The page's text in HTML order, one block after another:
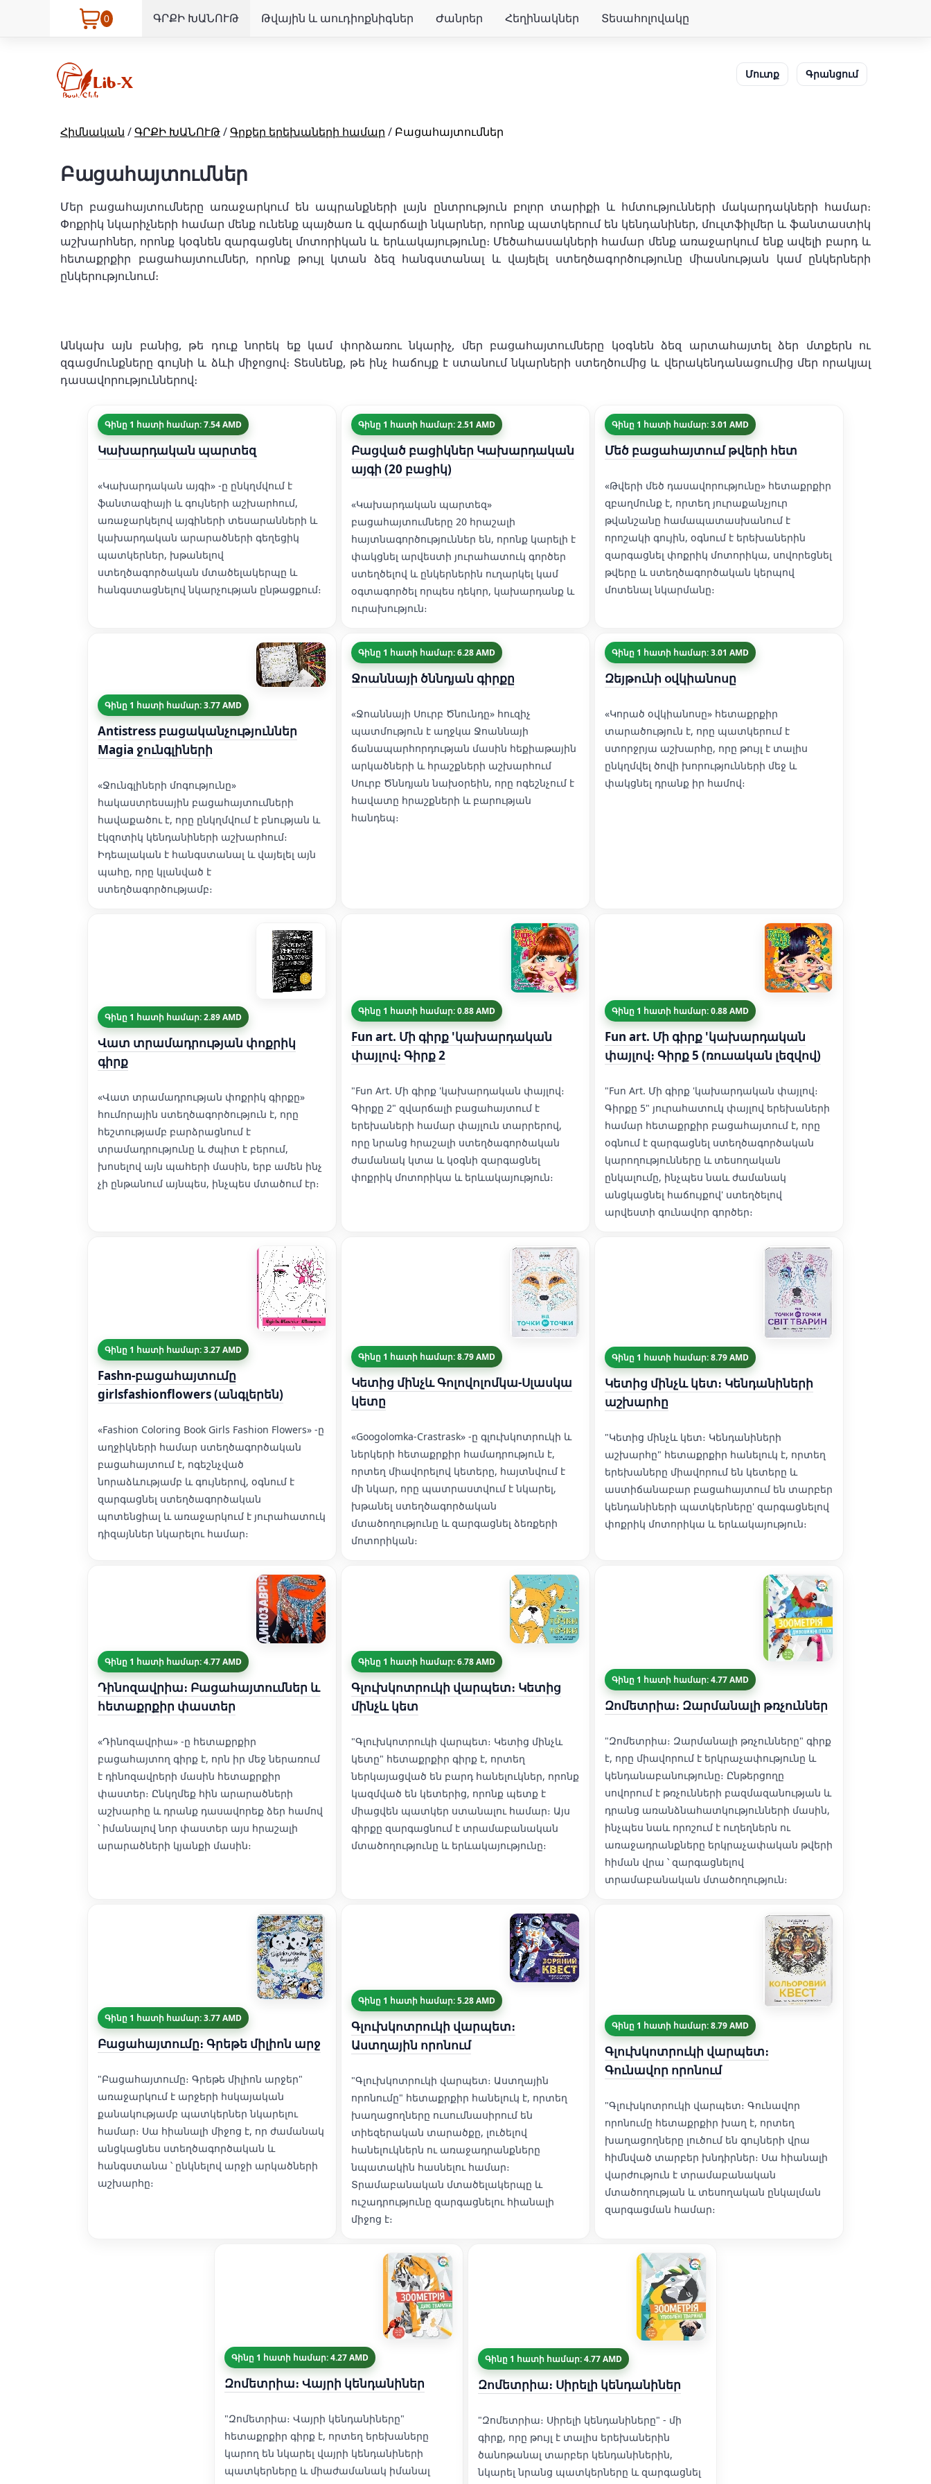
0 ԳՐՔԻ ԽԱՆՈՒԹ Թվային և աուդիոքնիգներ Ժանրեր Հեղինակներ Տեսահոլովակը
Մուտք Գրանցում
Հիմնական /ԳՐՔԻ ԽԱՆՈՒԹ/Գրքեր երեխաների համար / Բացահայտումներ
Բացահայտումներ
Մեր բացահայտումները առաջարկում են ապրանքների լայն ընտրություն բոլոր տարիքի և հմտությունների մակարդակների համար։
Փոքրիկ նկարիչների համար մենք ունենք պայծառ և զվարճալի նկարներ, որոնք պատկերում են կենդանիներ, մուլտֆիլմեր և ֆանտաստիկ
աշխարհներ, որոնք կօգնեն զարգացնել մոտորիկան և երևակայությունը։ Մեծահասակների համար մենք առաջարկում ենք ավելի բարդ և
հետաքրքիր բացահայտումներ, որոնք թույլ կտան ձեզ հանգստանալ և վայելել ստեղծագործությունը միասնության կամ ընկերների
ընկերությունում։
Անկախ այն բանից, թե դուք նորեկ եք կամ փորձառու նկարիչ, մեր բացահայտումները կօգնեն ձեզ արտահայտել ձեր մտքերն ու
զգացմունքները գույնի և ձևի միջոցով։ Տեսնենք, թե ինչ հաճույք է ստանում նկարների ստեղծումից և վերակենդանացումից մեր որակյալ
դասավորություններով։
Գինը 1 հատի համար: 7.54 AMD
Կախարդական պարտեզ
«Կախարդական այգի» -ը ընկղմվում է
ֆանտազիայի և գույների աշխարհում,
առաջարկելով այգիների տեսարանների և
կախարդական արարածների գեղեցիկ
պատկերներ, խթանելով
ստեղծագործական մտածելակերպը և
հանգստացնելով նկարչության ընթացքում։
Գինը 1 հատի համար: 2.51 AMD
Բացված բացիկներ Կախարդական
այգի (20 բացիկ)
«Կախարդական պարտեզ»
բացահայտումները 20 հրաշալի
հայտնագործություններ են, որոնք կարելի է
փակցնել արվեստի յուրահատուկ գործեր
ստեղծելով և ընկերներին ուղարկել կամ
օգտագործել որպես դեկոր, կախարդանք և
ուրախություն։
Գինը 1 հատի համար: 3.01 AMD
Մեծ բացահայտում թվերի հետ
«Թվերի մեծ դասավորությունը» հետաքրքիր
զբաղմունք է, որտեղ յուրաքանչյուր
թվանշանը համապատասխանում է
որոշակի գույին, օգնում է երեխաներին
զարգացնել փոքրիկ մոտորիկա, սովորեցնել
թվերը և ստեղծագործական կերպով
մոտենալ նկարմանը։
Գինը 1 հատի համար: 3.77 AMD
Antistress բացականչություններ
Magia ջունգլիների
«Ջունգլիների մոգությունը»
հակաստրեսային բացահայտումների
հավաքածու է, որը ընկղմվում է բնության և
էկզոտիկ կենդանիների աշխարհում։
Իդեալական է հանգստանալ և վայելել այն
պահը, որը կլանված է
ստեղծագործությամբ։
Գինը 1 հատի համար: 6.28 AMD
Ջոաննայի ծննդյան գիրքը
«Ջոաննայի Սուրբ Ծնունդը» հուզիչ
պատմություն է աղջկա Ջոաննայի
ճանապարհորդության մասին հեքիաթային
արկածների և հրաշքների աշխարհում
Սուրբ Ծննդյան նախօրեին, որը ոգեշնչում է
հավատը հրաշքների և բարության
հանդեպ։
Գինը 1 հատի համար: 3.01 AMD
Զեյթունի օվկիանոսը
«Կորած օվկիանոսը» հետաքրքիր
տարածություն է, որը պատկերում է
ստորջրյա աշխարհը, որը թույլ է տալիս
ընկղմվել ծովի խորությունների մեջ և
փակցնել դրանք իր համով։
Գինը 1 հատի համար: 2.89 AMD
Վատ տրամադրության փոքրիկ
գիրք
«Վատ տրամադրության փոքրիկ գիրքը»
հումորային ստեղծագործություն է, որը
հեշտությամբ բարձրացնում է
տրամադրությունը և ժպիտ է բերում,
խոսելով այն պահերի մասին, երբ ամեն ինչ
չի ընթանում այնպես, ինչպես մտածում էր։
Գինը 1 հատի համար: 0.88 AMD
Fun art. Մի գիրք 'կախարդական
փայլով։ Գիրք 2
"Fun Art. Մի գիրք 'կախարդական փայլով։
Գիրքը 2" զվարճալի բացահայտում է
երեխաների համար փայլուն տարրերով,
որը նրանց հրաշալի ստեղծագործական
ժամանակ կտա և կօգնի զարգացնել
փոքրիկ մոտորիկա և երևակայություն։
Գինը 1 հատի համար: 0.88 AMD
Fun art. Մի գիրք 'կախարդական
փայլով։ Գիրք 5 (ռուսական լեզվով)
"Fun Art. Մի գիրք 'կախարդական փայլով։
Գիրքը 5" յուրահատուկ փայլով երեխաների
համար հետաքրքիր բացահայտում է, որը
օգնում է զարգացնել ստեղծագործական
կարողությունները և տեսողական
ընկալումը, ինչպես նաև ժամանակ
անցկացնել հաճույքով' ստեղծելով
արվեստի գունավոր գործեր։
Գինը 1 հատի համար: 3.27 AMD
Fashn-բացահայտումը
girlsfashionflowers (անգլերեն)
«Fashion Coloring Book Girls Fashion Flowers» -ը
աղջիկների համար ստեղծագործական
բացահայտում է, ոգեշնչված
նորաձևությամբ և գույներով, օգնում է
զարգացնել ստեղծագործական
պոտենցիալ և առաջարկում է յուրահատուկ
դիզայններ նկարելու համար։
Գինը 1 հատի համար: 8.79 AMD
Կետից մինչև Գոլովոլոմկա-Սլասկա
կետը
«Googolomka-Crastrask» -ը գլուխկոտրուկի և
ներկերի հետաքրքիր համադրություն է,
որտեղ միավորելով կետերը, հայտնվում է
մի նկար, որը պատրաստվում է նկարել,
խթանել ստեղծագործական
մտածողությունը և զարգացնել ձեռքերի
մոտորիկան։
Գինը 1 հատի համար: 8.79 AMD
Կետից մինչև կետ։ Կենդանիների
աշխարհը
"Կետից մինչև կետ։ Կենդանիների
աշխարհը" հետաքրքիր հանելուկ է, որտեղ
երեխաները միավորում են կետերը և
աստիճանաբար բացահայտում են տարբեր
կենդանիների պատկերները' զարգացնելով
փոքրիկ մոտորիկա և երևակայություն։
Գինը 1 հատի համար: 4.77 AMD
Դինոզավրիա։ Բացահայտումներ և
հետաքրքիր փաստեր
«Դինոզավրիա» -ը հետաքրքիր
բացահայտող գիրք է, որն իր մեջ ներառում
է դինոզավրերի մասին հետաքրքիր
փաստեր։ Ընկղմեք հին արարածների
աշխարհը և դրանք դասավորեք ձեր համով
՝ իմանալով նոր փաստեր այս հրաշալի
արարածների կյանքի մասին։
Գինը 1 հատի համար: 6.78 AMD
Գլուխկոտրուկի վարպետ։ Կետից
մինչև կետ
"Գլուխկոտրուկի վարպետ։ Կետից մինչև
կետը" հետաքրքիր գիրք է, որտեղ
ներկայացված են բարդ հանելուկներ, որոնք
կազմված են կետերից, որոնք պետք է
միացվեն պատկեր ստանալու համար։ Այս
գիրքը զարգացնում է տրամաբանական
մտածողությունը և երևակայությունը։
Գինը 1 հատի համար: 4.77 AMD
Զոմետրիա։ Զարմանալի թռչուններ
"Զոմետրիա։ Զարմանալի թռչունները" գիրք
է, որը միավորում է երկրաչափությունը և
կենդանաբանությունը։ Ընթերցողը
սովորում է թռչունների բազմազանության և
դրանց առանձնահատկությունների մասին,
ինչպես նաև որոշում է ուղեղներն ու
առաջադրանքները երկրաչափական թվերի
հիման վրա ՝ զարգացնելով
տրամաբանական մտածողություն։
Գինը 1 հատի համար: 3.77 AMD
Բացահայտումը։ Գրեթե միլիոն արջ
"Բացահայտումը։ Գրեթե միլիոն արջեր"
առաջարկում է արջերի հսկայական
քանակությամբ պատկերներ նկարելու
համար։ Սա հիանալի միջոց է, որ ժամանակ
անցկացնես ստեղծագործական և
հանգստանա ՝ ընկնելով արջի արկածների
աշխարհը։
Գինը 1 հատի համար: 5.28 AMD
Գլուխկոտրուկի վարպետ։
Աստղային որոնում
"Գլուխկոտրուկի վարպետ։ Աստղային
որոնումը" հետաքրքիր հանելուկ է, որտեղ
խաղացողները ուսումնասիրում են
տիեզերական տարածքը, լուծելով
հանելուկներն ու առաջադրանքները
նպատակին հասնելու համար։
Տրամաբանական մտածելակերպը և
ուշադրությունը զարգացնելու հիանալի
միջոց է։
Գինը 1 հատի համար: 8.79 AMD
Գլուխկոտրուկի վարպետ։
Գունավոր որոնում
"Գլուխկոտրուկի վարպետ։ Գունավոր
որոնումը հետաքրքիր խաղ է, որտեղ
խաղացողները լուծում են գույների վրա
հիմնված տարբեր խնդիրներ։ Սա հիանալի
վարժություն է տրամաբանական
մտածողության և տեսողական ընկալման
զարգացման համար։
Գինը 1 հատի համար: 4.27 AMD
Զոմետրիա։ Վայրի կենդանիներ
"Զոմետրիա։ Վայրի կենդանիները"
հետաքրքիր գիրք է, որտեղ երեխաները
կարող են նկարել վայրի կենդանիների
պատկերները և միաժամանակ իմանալ
Գինը 1 հատի համար: 4.77 AMD
Զոմետրիա։ Սիրելի կենդանիներ
"Զոմետրիա։ Սիրելի կենդանիները" - մի
գիրք, որը թույլ է տալիս երեխաներին
ծանոթանալ տարբեր կենդանիներին,
նկարել նրանց պատկերները և զարգացնել